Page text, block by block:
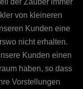
von kleineren
Kunden eine
nicht erhalten.
Kunden einen
haben, so dass
Vorstellungen